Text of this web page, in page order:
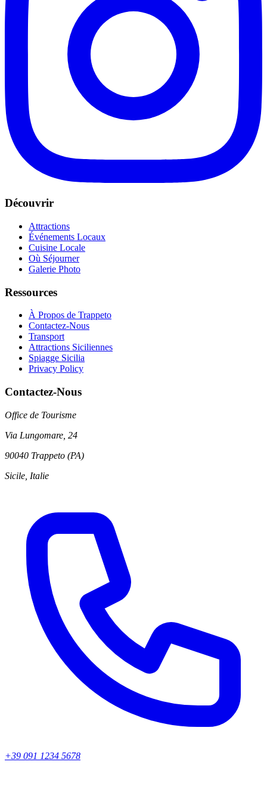
Découvrir
Attractions
Événements Locaux
Cuisine Locale
Où Séjourner
Galerie Photo
Ressources
À Propos de Trappeto
Contactez-Nous
Transport
Attractions Siciliennes
Spiagge Sicilia
Privacy Policy
Contactez-Nous
Office de Tourisme
Via Lungomare, 24
90040 Trappeto (PA)
Sicile, Italie
+39 091 1234 5678